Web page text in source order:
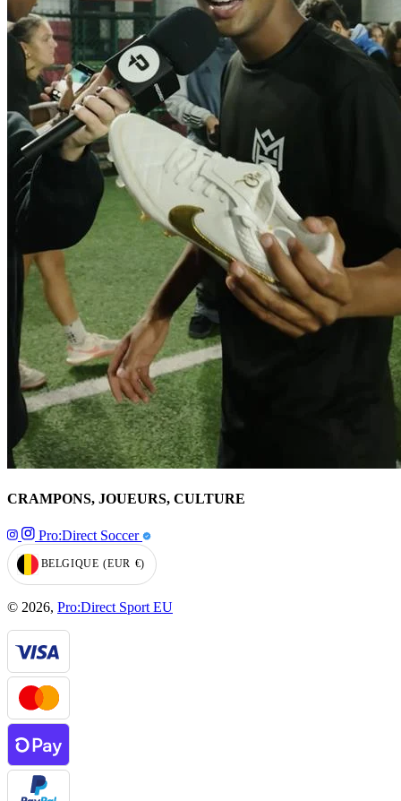
CRAMPONS, JOUEURS, CULTURE
Pro:Direct Soccer
GEOLOCATION BUTTON: BELGIQUE, EUR, €
BELGIQUE (EUR €)
© 2026, Pro:Direct Sport EU